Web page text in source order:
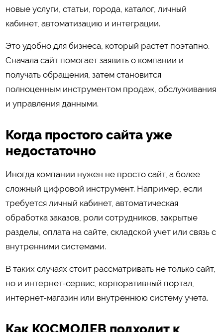
новые услуги, статьи, города, каталог, личный
кабинет, автоматизацию и интеграции.
Это удобно для бизнеса, который растет поэтапно.
Сначала сайт помогает заявить о компании и
получать обращения, затем становится
полноценным инструментом продаж, обслуживания
и управления данными.
Когда простого сайта уже
недостаточно
Иногда компании нужен не просто сайт, а более
сложный цифровой инструмент. Например, если
требуется личный кабинет, автоматическая
обработка заказов, роли сотрудников, закрытые
разделы, оплата на сайте, складской учет или связь с
внутренними системами.
В таких случаях стоит рассматривать не только сайт,
но и интернет-сервис, корпоративный портал,
интернет-магазин или внутреннюю систему учета.